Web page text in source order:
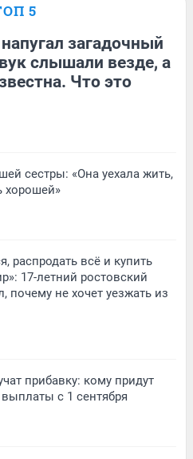
5
загадочный
слышали везде, а
Что это
сестры: «Она уехала жить,
хорошей»
распродать всё и купить
17-летний ростовский
почему не хочет уезжать из
прибавку: кому придут
с 1 сентября